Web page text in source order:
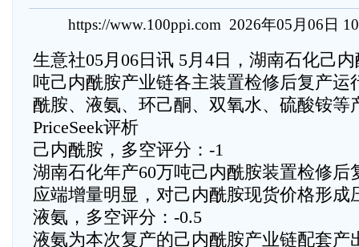
https://www.100ppi.com 2026年05月06日
生意社05月06日讯 5月4日，湖南石化己
吨己内酰胺产业链各主装置检修后复产运
酰胺、液氨、环己酮、双氧水、硫酸铵等
PriceSeek评析
己内酰胺，多空评分：-1
湖南石化年产60万吨己内酰胺装置检修后
应端增量明显，对己内酰胺现货价格形成
液氨，多空评分：-0.5
液氨为本次复产的己内酰胺产业链配套产